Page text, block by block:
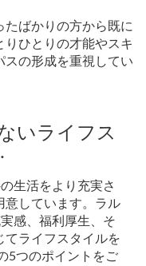
ばかりの方から既に
ひとりの才能やスキ
スの形成を重視してい
いライフス
生活をより充実さ
意しています。ラル
感、福利厚生、そ
てライフスタイルを
5つのポイントをご